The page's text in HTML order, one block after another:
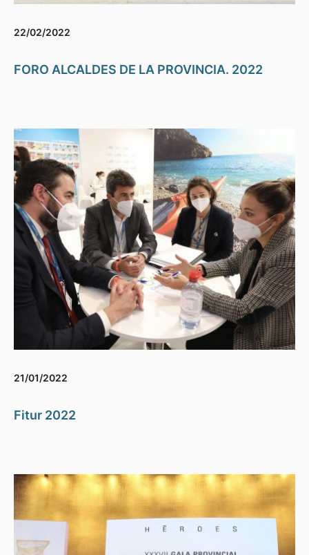
22/02/2022
FORO ALCALDES DE LA PROVINCIA. 2022
21/01/2022
Fitur 2022